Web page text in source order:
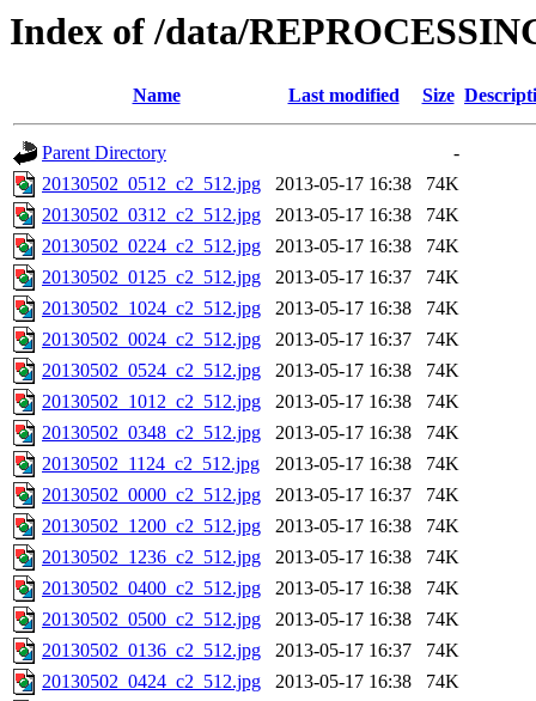
Index of /data/
Name Last modified Size
Parent Directory
-
20130502_0512_c2_512.jpg
2013-05-17 16:38
74K
20130502_0312_c2_512.jpg
2013-05-17 16:38
74K
20130502_0224_c2_512.jpg
2013-05-17 16:38
74K
20130502_0125_c2_512.jpg
2013-05-17 16:37
74K
20130502_1024_c2_512.jpg
2013-05-17 16:38
74K
20130502_0024_c2_512.jpg
2013-05-17 16:37
74K
20130502_0524_c2_512.jpg
2013-05-17 16:38
74K
20130502_1012_c2_512.jpg
2013-05-17 16:38
74K
20130502_0348_c2_512.jpg
2013-05-17 16:38
74K
20130502_1124_c2_512.jpg
2013-05-17 16:38
74K
20130502_0000_c2_512.jpg
2013-05-17 16:37
74K
20130502_1200_c2_512.jpg
2013-05-17 16:38
74K
20130502_1236_c2_512.jpg
2013-05-17 16:38
74K
20130502_0400_c2_512.jpg
2013-05-17 16:38
74K
20130502_0500_c2_512.jpg
2013-05-17 16:38
74K
20130502_0136_c2_512.jpg
2013-05-17 16:37
74K
20130502_0424_c2_512.jpg
2013-05-17 16:38
74K